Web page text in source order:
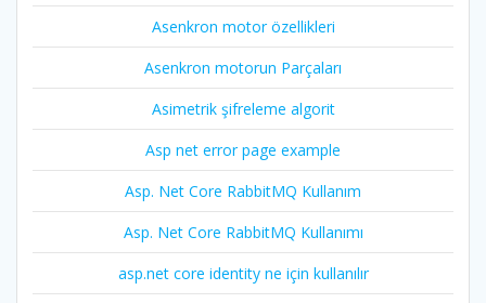
Asenkron motor özellikleri
Asenkron motorun Parçaları
Asimetrik şifreleme algorit
Asp net error page example
Asp. Net Core RabbitMQ Kullanım
Asp. Net Core RabbitMQ Kullanımı
asp.net core identity ne için kullanılır